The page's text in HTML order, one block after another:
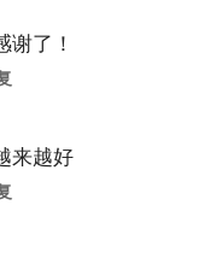
年度全省人力资源
通知》
策、内容不断变化
谢了！
来越好